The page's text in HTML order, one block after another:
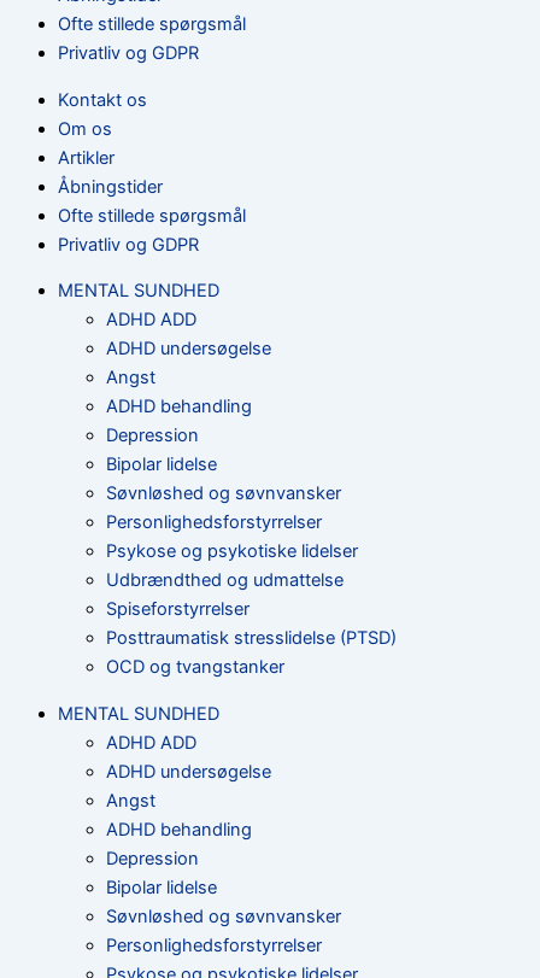
Ofte stillede spørgsmål
Privatliv og GDPR
Kontakt os
Om os
Artikler
Åbningstider
Ofte stillede spørgsmål
Privatliv og GDPR
MENTAL SUNDHED
ADHD ADD
ADHD undersøgelse
Angst
ADHD behandling
Depression
Bipolar lidelse
Søvnløshed og søvnvansker
Personlighedsforstyrrelser
Psykose og psykotiske lidelser
Udbrændthed og udmattelse
Spiseforstyrrelser
Posttraumatisk stresslidelse (PTSD)
OCD og tvangstanker
MENTAL SUNDHED
ADHD ADD
ADHD undersøgelse
Angst
ADHD behandling
Depression
Bipolar lidelse
Søvnløshed og søvnvansker
Personlighedsforstyrrelser